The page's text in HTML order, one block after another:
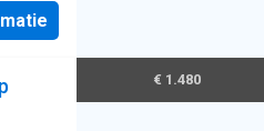
€ 1.480